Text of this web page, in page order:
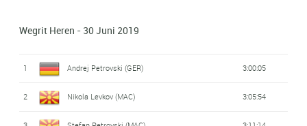
Wegrit Heren - 30 Juni 2019
1 Andrej Petrovski (GER) 3:00:05
2 Nikola Levkov (MAC) 3:05:54